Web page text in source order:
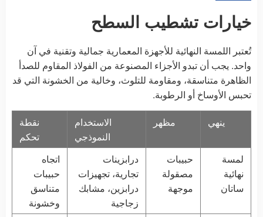
خيارات تشطيب السطح
تُعتبر اللمسة النهائية للأجهزة المعمارية جمالية وتقنية في آن
واحد. يجب أن تبدو الأجزاء المصنوعة من الفولاذ المقاوم للصدأ
الظاهرة متناسقة، ومقاومة للتلوث، وخالية من الخشونة التي قد
تحبس الأوساخ أو الرطوبة.
ينهي مظهر
الاستخدام
النموذجي
نقطة
تحكم
لمسة
نهائية
ساتان
حبيبات
مصقولة
موجهة
درابزينات
تجارية، تجهيزات
درابزين، مشابك
زجاجية
اتجاه
حبيبات
متناسق
وخشونة